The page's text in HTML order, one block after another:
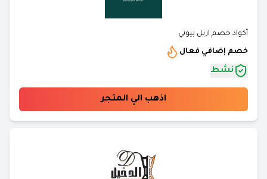
أكواد خصم ازيل بيوتي
خصم إضافي فعال
نشط
اذهب الي المتجر